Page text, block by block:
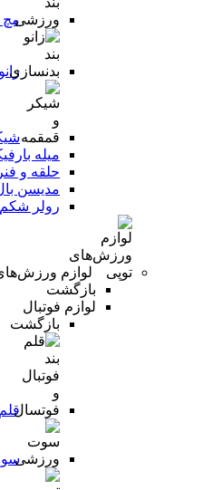
مچ
میله
حلقه و
مدیسن
رولر شکم
لوازم
بازگشت
لوازم فوتبال
بازگشت